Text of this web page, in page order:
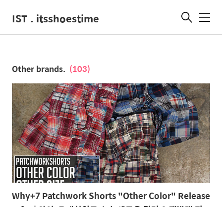
IST . itsshoestime 메
Other brands. (103)
Why+7 Patchwork Shorts "Other Color" Release